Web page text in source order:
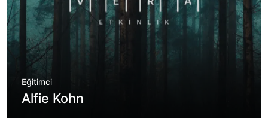
Eğitimci
Alfie Kohn